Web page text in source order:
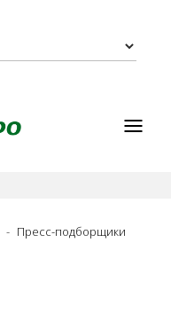
Пресс-подборщики